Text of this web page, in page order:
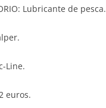
Lubricante de pesca.
Line.
euros.